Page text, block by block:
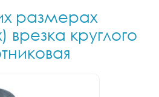
размерах
круглого